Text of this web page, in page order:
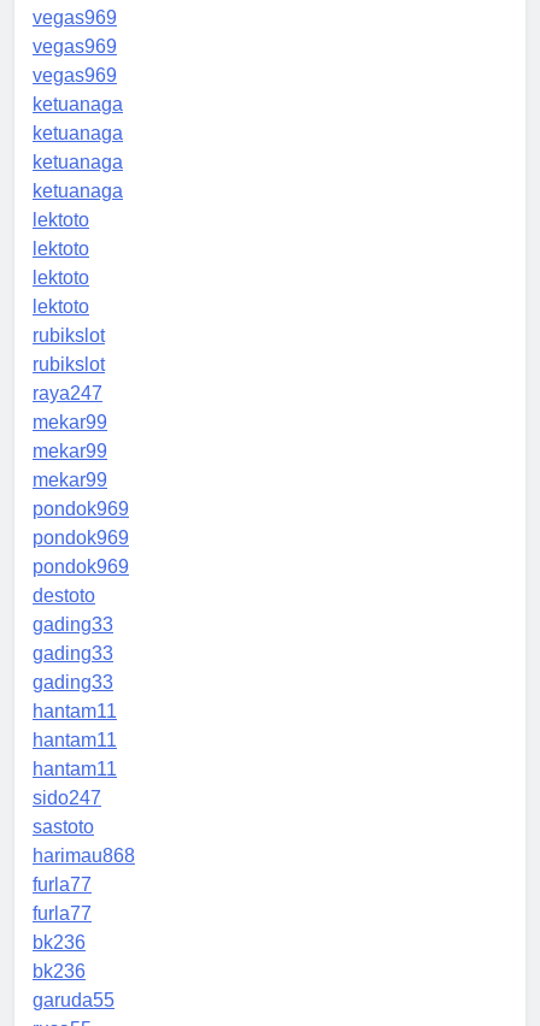
vegas969
vegas969
vegas969
ketuanaga
ketuanaga
ketuanaga
ketuanaga
lektoto
lektoto
lektoto
lektoto
rubikslot
rubikslot
raya247
mekar99
mekar99
mekar99
pondok969
pondok969
pondok969
destoto
gading33
gading33
gading33
hantam11
hantam11
hantam11
sido247
sastoto
harimau868
furla77
furla77
bk236
bk236
garuda55